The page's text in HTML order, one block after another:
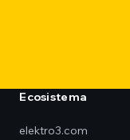
Ecosistema
elektro3.com